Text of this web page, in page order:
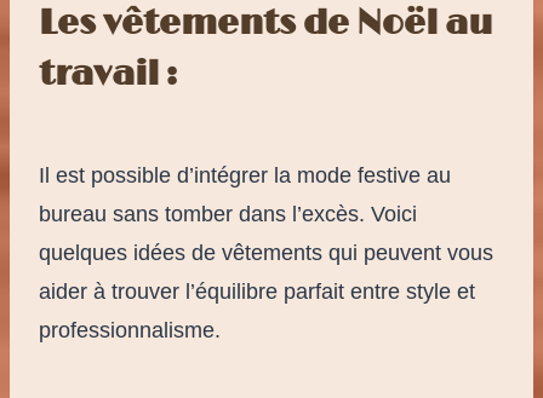
Les vêtements de Noël au
travail :
Il est possible d’intégrer la mode festive au
bureau sans tomber dans l’excès. Voici
quelques idées de vêtements qui peuvent vous
aider à trouver l’équilibre parfait entre style et
professionnalisme.